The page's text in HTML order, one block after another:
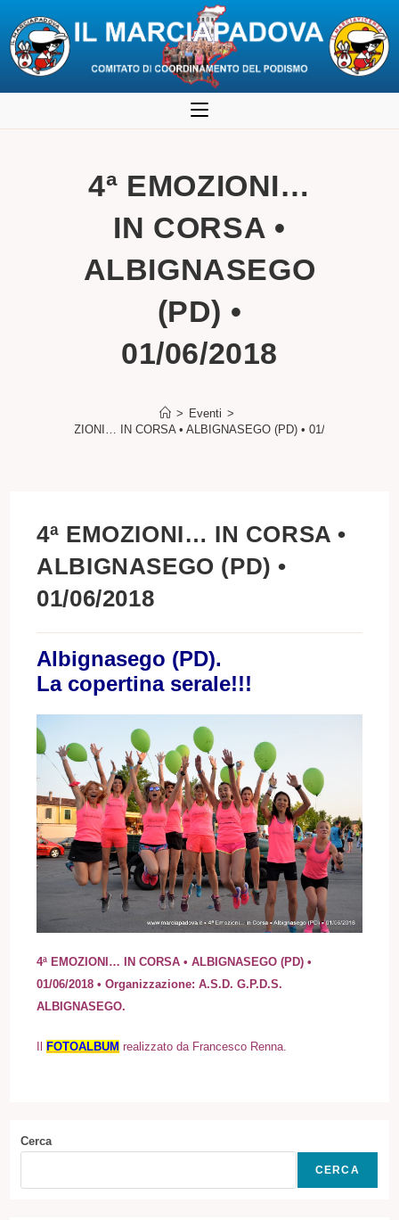
al
4ª EMOZIONI…
IN CORSA •
ALBIGNASEGO
(PD) •
01/06/2018
> Eventi >
4ª EMOZIONI… IN CORSA • ALBIGNASEGO (PD) • 01/06/2018
4ª EMOZIONI… IN CORSA •
ALBIGNASEGO (PD) •
01/06/2018
Albignasego (PD).
La copertina serale!!!
4ª EMOZIONI… IN CORSA • ALBIGNASEGO (PD) •
01/06/2018 • Organizzazione: A.S.D. G.P.D.S.
ALBIGNASEGO.
FOTOALBUM realizzato da Francesco Renna.
Cerca
CERCA